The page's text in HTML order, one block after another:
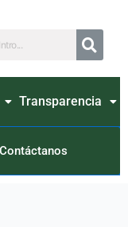
Transparencia
Contáctanos